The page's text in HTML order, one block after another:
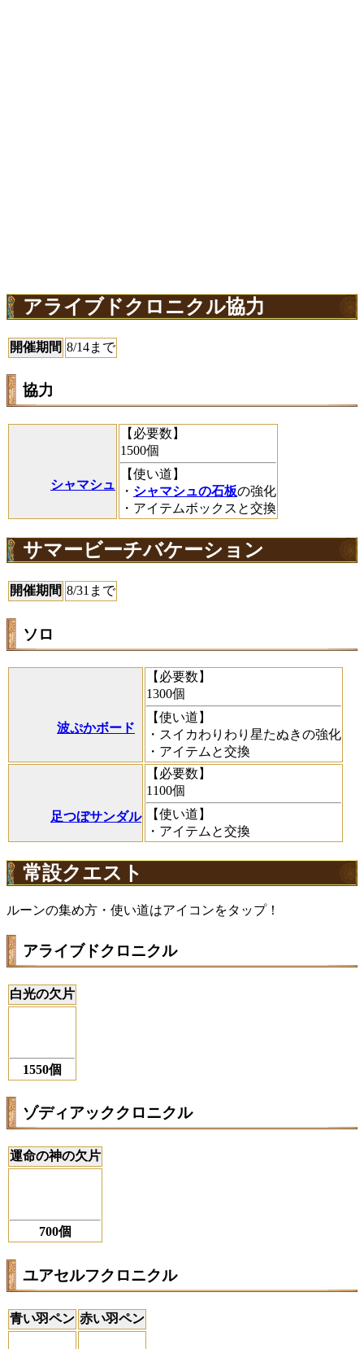
アライブドクロニクル協力
開催期間 8/14まで
協力
シャマシュ
【必要数】
1500個
【使い道】
・ シャマシュの石板の強化
・アイテムボックスと交換
サマービーチバケーション
開催期間 8/31まで
ソロ
波ぷかボード
【必要数】
1300個
【使い道】
・スイカわりわり星たぬきの強化
・アイテムと交換
足つぼサンダル
【必要数】
1100個
【使い道】
・アイテムと交換
常設クエスト
ルーンの集め方・使い道はアイコンをタップ！
アライブドクロニクル
白光の欠片
1550個
ゾディアッククロニクル
運命の神の欠片
700個
ユアセルフクロニクル
青い羽ペン 赤い羽ペン